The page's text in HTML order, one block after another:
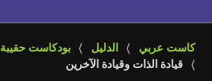
كاست عربي الدليل
بودكاست حقيبة
قيادة الذات وقيادة الآخرين